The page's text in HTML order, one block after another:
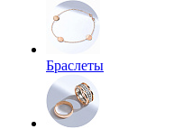
Браслеты